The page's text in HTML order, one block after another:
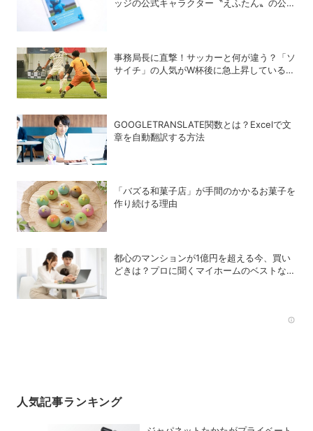
ッジの公式キャラクター〝えふたん〟の公式
事務局長に直撃！サッカーと何が違う？「ソ
サイチ」の人気がW杯後に急上昇しているワ
GOOGLETRANSLATE関数とは？Excelで文
章を自動翻訳する方法
「バズる和菓子店」が手間のかかるお菓子を
作り続ける理由
都心のマンションが1億円を超える今、買い
どきは？プロに聞くマイホームのベストな購
人気記事ランキング